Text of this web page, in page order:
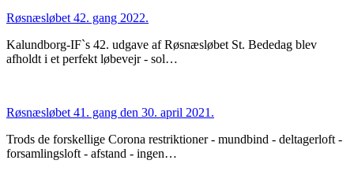
Røsnæsløbet 42. gang 2022.
Kalundborg-IF`s 42. udgave af Røsnæsløbet St. Bededag blev
afholdt i et perfekt løbevejr - sol…
Røsnæsløbet 41. gang den 30. april 2021.
Trods de forskellige Corona restriktioner - mundbind - deltagerloft -
forsamlingsloft - afstand - ingen…